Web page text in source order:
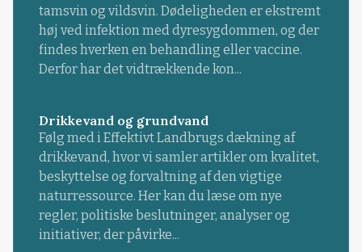
tamsvin og vildsvin. Dødeligheden er ekstremt
høj ved infektion med dyresygdommen, og der
findes hverken en behandling eller vaccine.
Derfor har det vidtrækkende kon...
Drikkevand og grundvand
Følg med i Effektivt Landbrugs dækning af
drikkevand, hvor vi samler artikler om kvalitet,
beskyttelse og forvaltning af den vigtige
naturressource. Her kan du læse om nye
regler, politiske beslutninger, analyser og
initiativer, der påvirke...